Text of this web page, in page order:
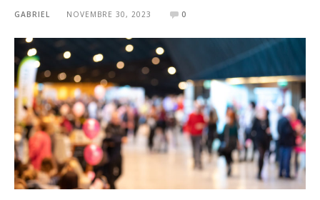
GABRIEL NOVEMBRE 30, 2023 0